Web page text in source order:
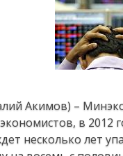
Акимов) –
в
несколько лет